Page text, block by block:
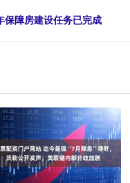
保障房建设任务已完成